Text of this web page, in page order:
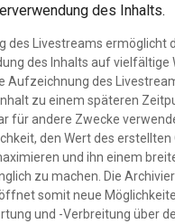
des Inhalts.
des Livestreams ermöglicht
des Inhalts auf vielfältige
Aufzeichnung des
zu einem späteren
für andere Zwecke
den Wert des erstellten
und ihn einem
zu machen. Die
somit neue
und -Verbreitung über